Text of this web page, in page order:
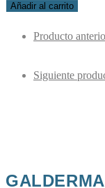
Añadir al carrito
Producto
Siguiente